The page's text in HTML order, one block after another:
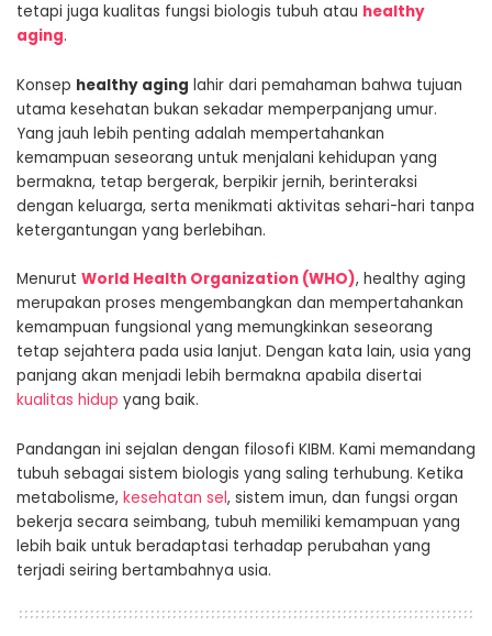
tetapi juga kualitas fungsi biologis tubuh atau healthy
aging.
Konsep healthy aging lahir dari pemahaman bahwa tujuan
utama kesehatan bukan sekadar memperpanjang umur.
Yang jauh lebih penting adalah mempertahankan
kemampuan seseorang untuk menjalani kehidupan yang
bermakna, tetap bergerak, berpikir jernih, berinteraksi
dengan keluarga, serta menikmati aktivitas sehari-hari tanpa
ketergantungan yang berlebihan.
Menurut World Health Organization (WHO), healthy aging
merupakan proses mengembangkan dan mempertahankan
kemampuan fungsional yang memungkinkan seseorang
tetap sejahtera pada usia lanjut. Dengan kata lain, usia yang
panjang akan menjadi lebih bermakna apabila disertai
kualitas hidup yang baik.
Pandangan ini sejalan dengan filosofi KIBM. Kami memandang
tubuh sebagai sistem biologis yang saling terhubung. Ketika
metabolisme, kesehatan sel, sistem imun, dan fungsi organ
bekerja secara seimbang, tubuh memiliki kemampuan yang
lebih baik untuk beradaptasi terhadap perubahan yang
terjadi seiring bertambahnya usia.